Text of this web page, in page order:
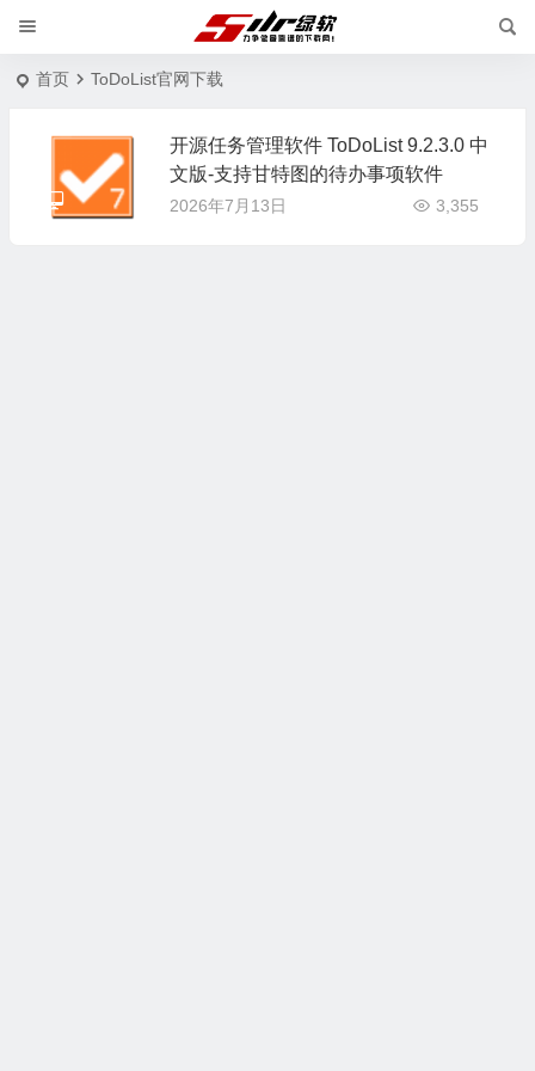
首页 ToDoList官网下载
开源任务管理软件 ToDoList 9.2.3.0 中
文版-支持甘特图的待办事项软件
2026年7月13日 3,355